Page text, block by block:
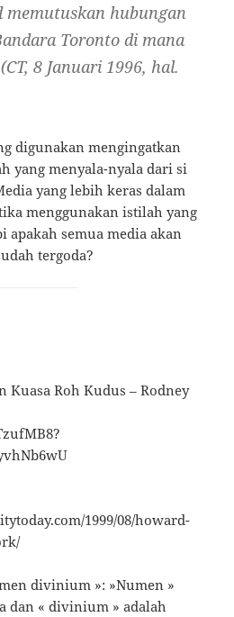
memutuskan hubungan
Toronto di mana
8 Januari 1996, hal.
digunakan mengingatkan
yang menyala-nyala dari si
yang lebih keras dalam
menggunakan istilah yang
apakah semua media akan
tergoda?
Kuasa Roh Kudus – Rodney
1999/08/howard-
divinium »: »Numen »
dan « divinium » adalah